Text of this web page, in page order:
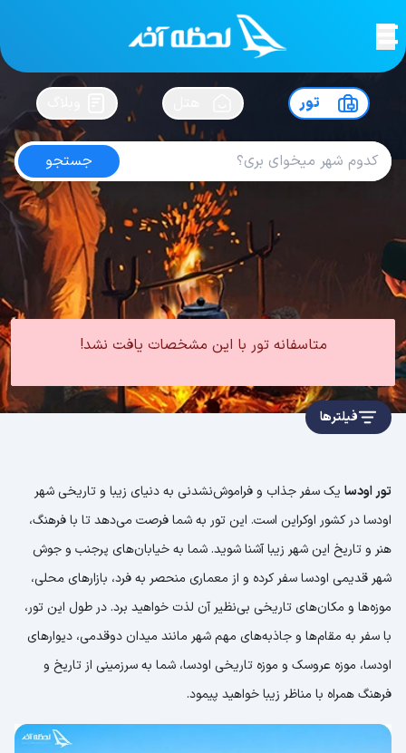
لحظه آخرسفرت رو بساز !
تور
جستجو
تور اودسا
3.9 از 5| از388 کاربر
لحظه آخر تور اوکراین تور اودسا
متاسفانه تور با این مشخصات یافت نشد!
فیلترها
تور اودسا یک سفر جذاب و فراموش‌نشدنی به دنیای زیبا و تاریخی شهر
اودسا در کشور اوکراین است. این تور به شما فرصت می‌دهد تا با فرهنگ،
هنر و تاریخ این شهر زیبا آشنا شوید. شما به خیابان‌های پرجنب و جوش
شهر قدیمی اودسا سفر کرده و از معماری منحصر به فرد، بازارهای محلی،
موزه‌ها و مکان‌های تاریخی بی‌نظیر آن لذت خواهید برد. در طول این تور،
با سفر به مقام‌ها و جاذبه‌های مهم شهر مانند میدان دوقدمی، دیوارهای
اودسا، موزه عروسک و موزه تاریخی اودسا، شما به سرزمینی از تاریخ و
فرهنگ همراه با مناظر زیبا خواهید پیمود.